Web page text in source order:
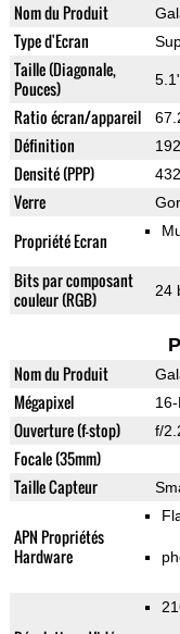
Nom du Produit
Type d'Ecran
Taille (Diagonale,
Pouces)
Ratio écran/appareil
Définition
Densité (PPP)
Verre
Propriété Ecran
Bits par composant
couleur (RGB)
24
Nom du Produit
Mégapixel
Ouverture (f-stop) f/
Focale (35mm)
Taille Capteur
APN Propriétés
Hardware